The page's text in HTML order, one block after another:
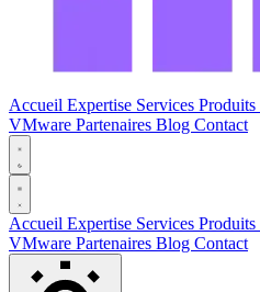
Accueil Expertise Services Produits
VMware Partenaires Blog Contact
Accueil Expertise Services Produits
VMware Partenaires Blog Contact